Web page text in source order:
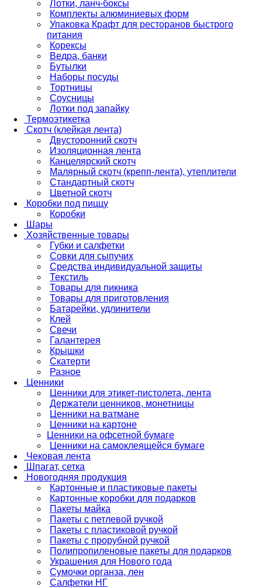
Лотки, ланч-боксы
Комплекты алюминиевых форм
Упаковка Крафт для ресторанов быстрого
питания
Корексы
Ведра, банки
Бутылки
Наборы посуды
Тортницы
Соусницы
Лотки под запайку
Термоэтикетка
Скотч (клейкая лента)
Двусторонний скотч
Изоляционная лента
Канцелярский скотч
Малярный скотч (крепп-лента), утеплители
Стандартный скотч
Цветной скотч
Коробки под пиццу
Коробки
Шары
Хозяйственные товары
Губки и салфетки
Совки для сыпучих
Средства индивидуальной защиты
Текстиль
Товары для пикника
Товары для приготовления
Батарейки, удлинители
Клей
Свечи
Галантерея
Крышки
Скатерти
Разное
Ценники
Ценники для этикет-пистолета, лента
Держатели ценников, монетницы
Ценники на ватмане
Ценники на картоне
Ценники на офсетной бумаге
Ценники на самоклеящейся бумаге
Чековая лента
Шпагат, сетка
Новогодняя продукция
Картонные и пластиковые пакеты
Картонные коробки для подарков
Пакеты майка
Пакеты с петлевой ручкой
Пакеты с пластиковой ручкой
Пакеты с прорубной ручкой
Полипропиленовые пакеты для подарков
Украшения для Нового года
Сумочки органза, лен
Салфетки НГ